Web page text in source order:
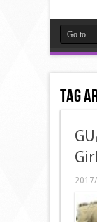
Tag